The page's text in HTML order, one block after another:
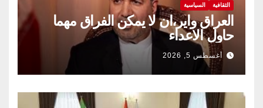
الثقافية السياسية
العراق واير،ان لا يمكن الفراق مهما
حاول الاعداء
أغسطس 5, 2026